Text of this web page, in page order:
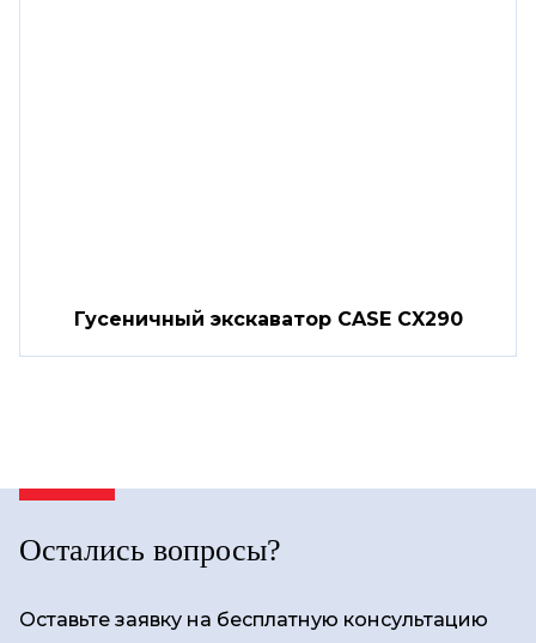
Гусеничный экскаватор CASE CX290
Остались вопросы?
Оставьте заявку на бесплатную консультацию